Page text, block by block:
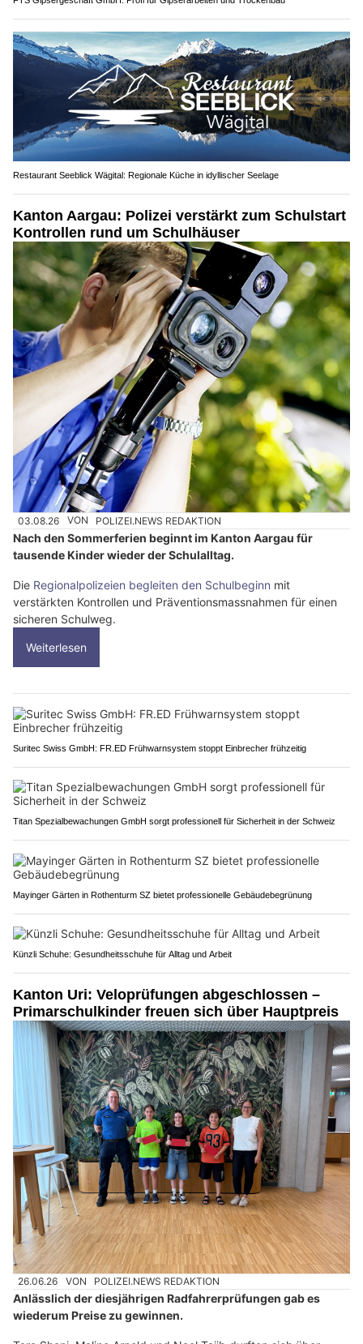
Restaurant Seeblick Wägital: Regionale Küche in idyllischer Seelage
Kanton Aargau: Polizei verstärkt zum Schulstart
Kontrollen rund um Schulhäuser
03.08.26 VON POLIZEI.NEWS REDAKTION
Nach den Sommerferien beginnt im Kanton Aargau für
tausende Kinder wieder der Schulalltag.
Die Regionalpolizeien begleiten den Schulbeginn mit
verstärkten Kontrollen und Präventionsmassnahmen für einen
sicheren Schulweg.
Weiterlesen
Suritec Swiss GmbH: FR.ED Frühwarnsystem stoppt Einbrecher frühzeitig
Titan Spezialbewachungen GmbH sorgt professionell für Sicherheit in der Schweiz
Mayinger Gärten in Rothenturm SZ bietet professionelle Gebäudebegrünung
Künzli Schuhe: Gesundheitsschuhe für Alltag und Arbeit
Kanton Uri: Veloprüfungen abgeschlossen –
Primarschulkinder freuen sich über Hauptpreis
26.06.26 VON POLIZEI.NEWS REDAKTION
Anlässlich der diesjährigen Radfahrerprüfungen gab es
wiederum Preise zu gewinnen.